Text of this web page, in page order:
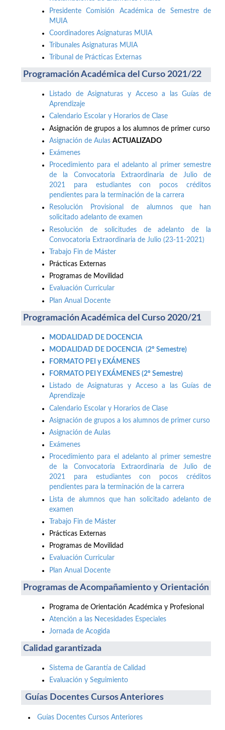
Presidente Comisión Académica de Semestre de
MUIA
Coordinadores Asignaturas MUIA
Tribunales Asignaturas MUIA
Tribunal de Prácticas Externas
Programación Académica del Curso 2021/22
Listado de Asignaturas y Acceso a las Guías de
Aprendizaje
Calendario Escolar y Horarios de Clase
Asignación de grupos a los alumnos de primer curso
Asignación de Aulas ACTUALIZADO
Exámenes
Procedimiento para el adelanto al primer semestre
de la Convocatoria Extraordinaria de Julio de
2021 para estudiantes con pocos créditos
pendientes para la terminación de la carrera
Resolución Provisional de alumnos que han
solicitado adelanto de examen
Resolución de solicitudes de adelanto de la
Convocatoria Extraordinaria de Julio (23-11-2021)
Trabajo Fin de Máster
Prácticas Externas
Programas de Movilidad
Evaluación Curricular
Plan Anual Docente
Programación Académica del Curso 2020/21
MODALIDAD DE DOCENCIA
MODALIDAD DE DOCENCIA (2º Semestre)
FORMATO PEI y EXÁMENES
FORMATO PEI Y EXÁMENES (2º Semestre)
Listado de Asignaturas y Acceso a las Guías de
Aprendizaje
Calendario Escolar y Horarios de Clase
Asignación de grupos a los alumnos de primer curso
Asignación de Aulas
Exámenes
Procedimiento para el adelanto al primer semestre
de la Convocatoria Extraordinaria de Julio de
2021 para estudiantes con pocos créditos
pendientes para la terminación de la carrera
Lista de alumnos que han solicitado adelanto de
examen
Trabajo Fin de Máster
Prácticas Externas
Programas de Movilidad
Evaluación Curricular
Plan Anual Docente
Programas de Acompañamiento y Orientación
Programa de Orientación Académica y Profesional
Atención a las Necesidades Especiales
Jornada de Acogida
Calidad garantizada
Sistema de Garantía de Calidad
Evaluación y Seguimiento
Guías Docentes Cursos Anteriores
Guías Docentes Cursos Anteriores